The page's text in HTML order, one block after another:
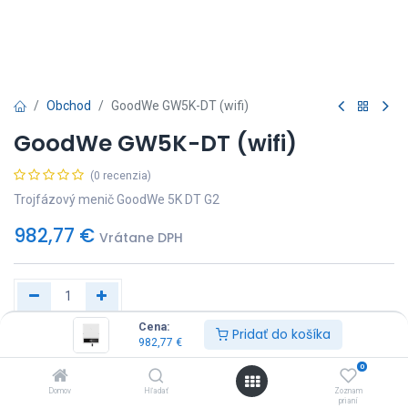
Cena:
982,77 € Pridať do košíka
Domov Hľadať
0
Zoznam
prianí
Obchod GoodWe GW5K-DT (wifi)
GoodWe GW5K-DT (wifi)
(0 recenzia)
Trojfázový menič GoodWe 5K DT G2
982,77 € Vrátane DPH
Pridať do košíka Kúp Hneď
Prílohy